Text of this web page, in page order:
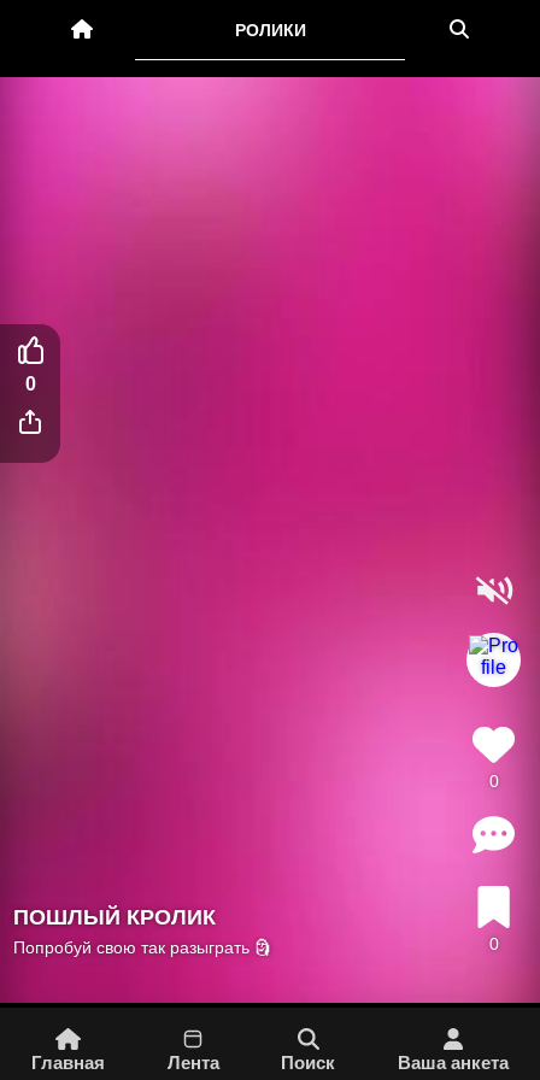
РОЛИКИ
ПОШЛЫЙ КРОЛИК
Попробуй свою так разыграть 🗿
0
0
Главная Лента Поиск Вашa aнкета
0